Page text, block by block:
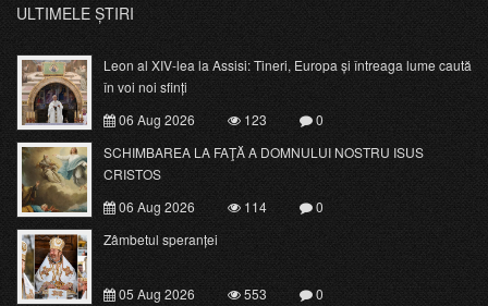
ULTIMELE ȘTIRI
Leon al XIV-lea la Assisi: Tineri, Europa și întreaga lume caută
în voi noi sfinți
06 Aug 2026
123
0
SCHIMBAREA LA FAŢĂ A DOMNULUI NOSTRU ISUS
CRISTOS
06 Aug 2026
114
0
Zâmbetul speranței
05 Aug 2026 553 0